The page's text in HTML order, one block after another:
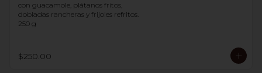
con guacamole, plátanos fritos,
dobladas rancheras y frijoles refritos.
250 g
$250.00